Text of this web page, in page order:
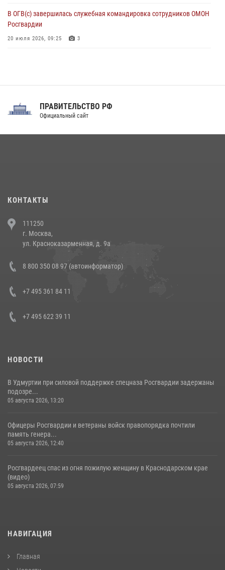
В ОГВ(с) завершилась служебная командировка сотрудников ОМОН
Росгвардии
20 июля 2026, 09:25 3
Праздник «Один день с Росгвардией» к 105-летию Центрального
напавших на бригаду скорой помощи (видео)
14 июля 2026, 12:20
В Росгвардии прошла военно-научная конференция по обобщению
боевого опыта
ПРАВИТЕЛЬСТВО РФ
Официальный сайт
КОНТАКТЫ
111250
г. Москва,
ул. Красноказарменная, д. 9а
8 800 350 08 97 (автоинформатор)
+7 495 361 84 11
+7 495 622 39 11
НОВОСТИ
В Удмуртии при силовой поддержке спецназа Росгвардии задержаны
подозре...
05 августа 2026, 13:20
Офицеры Росгвардии и ветераны войск правопорядка почтили
память генера...
05 августа 2026, 12:40
Росгвардеец спас из огня пожилую женщину в Краснодарском крае
(видео)
05 августа 2026, 07:59
НАВИГАЦИЯ
Главная